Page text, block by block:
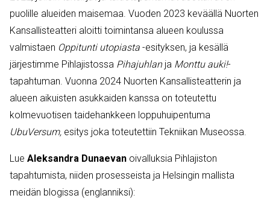
puolille alueiden maisemaa. Vuoden 2023 keväällä Nuorten
Kansallisteatteri aloitti toimintansa alueen koulussa
valmistaen Oppitunti utopiasta -esityksen, ja kesällä
järjestimme Pihlajistossa Pihajuhlan ja Monttu auki!-
tapahtuman. Vuonna 2024 Nuorten Kansallisteatterin ja
alueen aikuisten asukkaiden kanssa on toteutettu
kolmevuotisen taidehankkeen loppuhuipentuma
UbuVersum, esitys joka toteutettiin Tekniikan Museossa.
Lue Aleksandra Dunaevan oivalluksia Pihlajiston
tapahtumista, niiden prosesseista ja Helsingin mallista
meidän blogissa (englanniksi):